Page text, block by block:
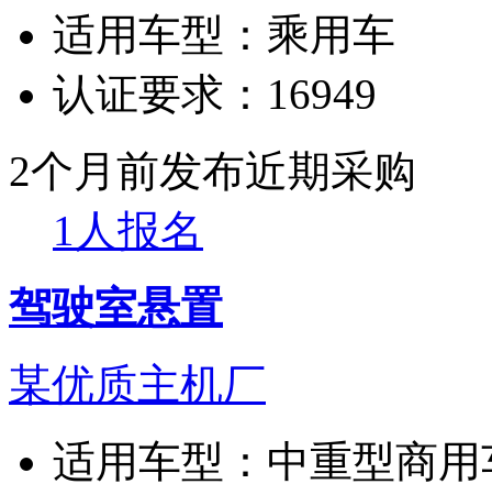
适用车型： 乘用车
认证要求： 16949
2个月前发布近期采购
1人报名
驾驶室悬置
某优质主机厂
适用车型： 中重型商